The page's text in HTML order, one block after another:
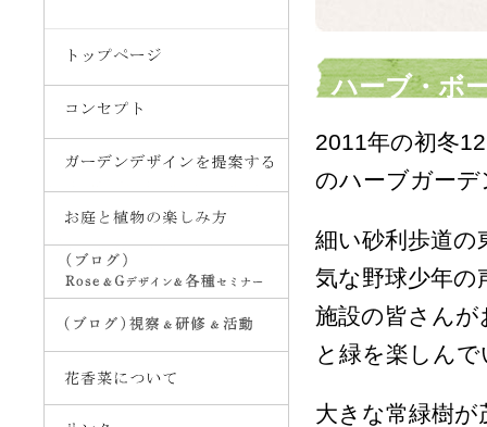
ハーブ・ボ
2011年の初冬
のハーブガー
細い砂利歩道の
気な野球少年の
施設の皆さん
と緑を楽しん
大きな常緑樹